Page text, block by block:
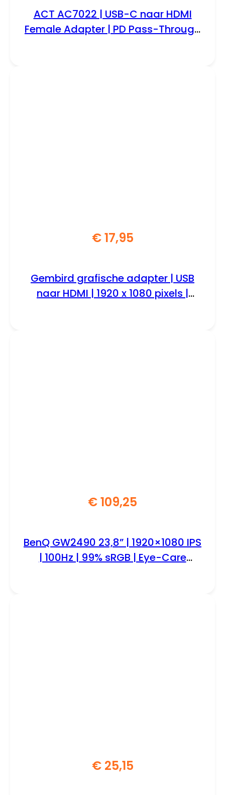
ACT AC7022 | USB-C naar HDMI
Female Adapter | PD Pass-Through
€17,95
Gembird grafische adapter | USB
naar HDMI | 1920 x 1080 pixels |
€109,25
BenQ GW2490 23,8” | 1920×1080 IPS
| 100Hz | 99% sRGB | Eye-Care
€25,15